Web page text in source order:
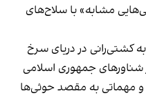
مشابه» با سلاح‌های
کشتی‌رانی در دریای سرخ
شناورهای جمهوری اسلامی
مهماتی به مقصد حوثی‌ها